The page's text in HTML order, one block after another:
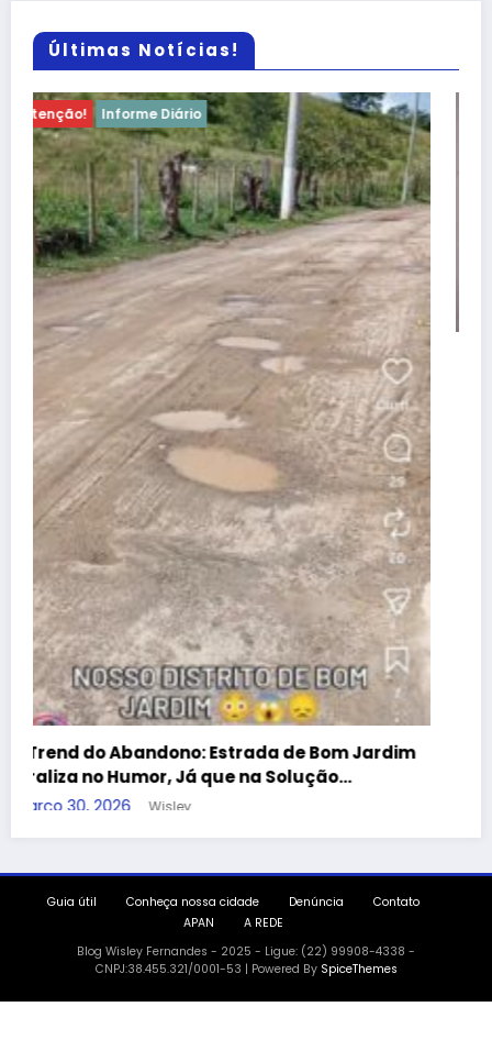
Últimas Notícias!
Atenção! Informe Diário
Atenção, Bom Jesus! Alerta sobre
dificuldades no Programa Farmácia Popular
dezembro 25, 2025 Wisley
Guia útil Conheça nossa cidade Denúncia
Contato
APAN
A REDE
Blog Wisley Fernandes - 2025 - Ligue: (22) 99908-4338 -
CNPJ:38.455.321/0001-53 | Powered By
SpiceThemes